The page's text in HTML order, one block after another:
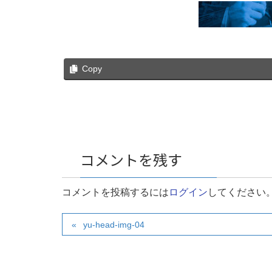
Copy
コメントを残す
コメントを投稿するには ログイン してください
yu-head-img-04